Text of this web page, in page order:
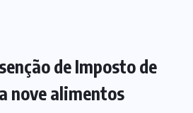
de Imposto de
nove alimentos